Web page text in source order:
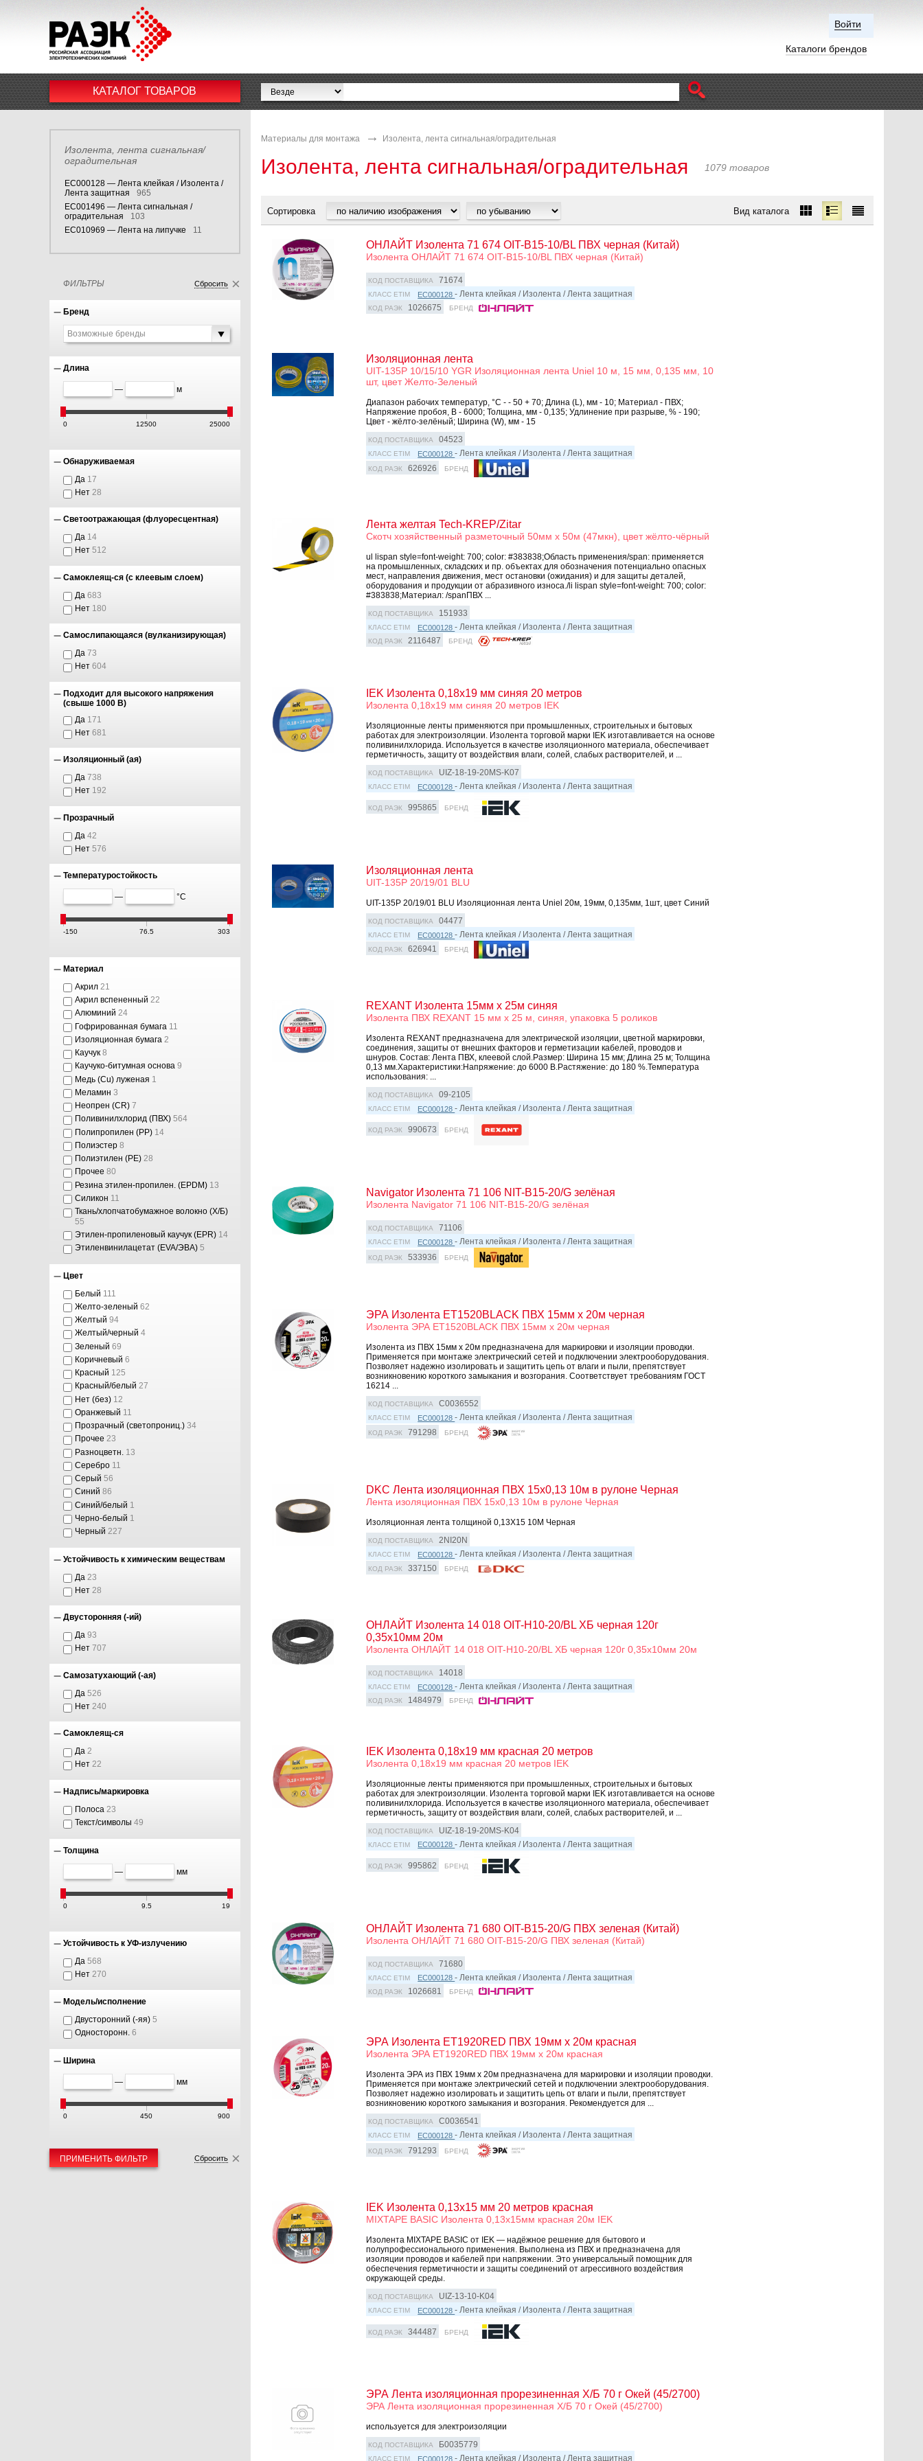
Войти
Каталоги брендов
КАТАЛОГ ТОВАРОВ
Изолента, лента сигнальная/
оградительная
EC000128 — Лента клейкая / Изолента /
Лента защитная
965
EC001496 — Лента сигнальная /
оградительная
103
EC010969 — Лента на липучке
11
ФИЛЬТРЫ Сбросить
Бренд
Возможные бренды
Длина
— м
0 12500 25000
Обнаруживаемая
Да 17
Нет 28
Светоотражающая (флуоресцентная)
Да 14
Нет 512
Самоклеящ-ся (с клеевым слоем)
Да 683
Нет 180
Самослипающаяся (вулканизирующая)
Да 73
Нет 604
Подходит для высокого напряжения
(свыше 1000 В)
Да 171
Нет 681
Изоляционный (ая)
Да 738
Нет 192
Прозрачный
Да 42
Нет 576
Температуростойкость
— °C
-150 76.5 303
Материал
Акрил 21
Акрил вспененный 22
Алюминий 24
Гофрированная бумага 11
Изоляционная бумага 2
Каучук 8
Каучуко-битумная основа 9
Медь (Cu) луженая 1
Меламин 3
Неопрен (CR) 7
Поливинилхлорид (ПВХ) 564
Полипропилен (PP) 14
Полиэстер 8
Полиэтилен (PE) 28
Прочее 80
Резина этилен-пропилен. (EPDM) 13
Силикон 11
Ткань/хлопчатобумажное волокно (Х/Б)
55
Этилен-пропиленовый каучук (EPR) 14
Этиленвинилацетат (EVA/ЭВА) 5
Цвет
Белый 111
Желто-зеленый 62
Желтый 94
Желтый/черный 4
Зеленый 69
Коричневый 6
Красный 125
Красный/белый 27
Нет (без) 12
Оранжевый 11
Прозрачный (светопрониц.) 34
Прочее 23
Разноцветн. 13
Серебро 11
Серый 56
Синий 86
Синий/белый 1
Черно-белый 1
Черный 227
Устойчивость к химическим веществам
Да 23
Нет 28
Двусторонняя (-ий)
Да 93
Нет 707
Самозатухающий (-ая)
Да 526
Нет 240
Самоклеящ-ся
Да 2
Нет 22
Надпись/маркировка
Полоса 23
Текст/символы 49
Толщина
— мм
0 9.5 19
Устойчивость к УФ-излучению
Да 568
Нет 270
Модель/исполнение
Двусторонний (-яя) 5
Односторонн. 6
Ширина
— мм
0 450 900
ПРИМЕНИТЬ ФИЛЬТР Сбросить
Материалы для монтажа Изолента, лента сигнальная/оградительная
Изолента, лента сигнальная/оградительная 1079 товаров
Сортировка Вид каталога
ОНЛАЙТ Изолента 71 674 OIT-B15-10/BL ПВХ черная (Китай)
Изолента ОНЛАЙТ 71 674 OIT-B15-10/BL ПВХ черная (Китай)
КОД ПОСТАВЩИКА 71674
КЛАСС ETIM EC000128- Лента клейкая / Изолента / Лента защитная
КОД РАЭК 1026675 БРЕНД
Изоляционная лента
UIT-135P 10/15/10 YGR Изоляционная лента Uniel 10 м, 15 мм, 0,135 мм, 10
шт, цвет Желто-Зеленый
Диапазон рабочих температур, °С - - 50 + 70; Длина (L), мм - 10; Материал - ПВХ;
Напряжение пробоя, В - 6000; Толщина, мм - 0,135; Удлинение при разрыве, % - 190;
Цвет - жёлто-зелёный; Ширина (W), мм - 15
КОД ПОСТАВЩИКА 04523
КЛАСС ETIM EC000128- Лента клейкая / Изолента / Лента защитная
КОД РАЭК 626926 БРЕНД
Лента желтая Tech-KREP/Zitar
Скотч хозяйственный разметочный 50мм х 50м (47мкн), цвет жёлто-чёрный
ul lispan style=font-weight: 700; color: #383838;Область применения/span: применяется
на промышленных, складских и пр. объектах для обозначения потенциально опасных
мест, направления движения, мест остановки (ожидания) и для защиты деталей,
оборудования и продукции от абразивного износа./li lispan style=font-weight: 700; color:
#383838;Материал: /spanПВХ ...
КОД ПОСТАВЩИКА 151933
КЛАСС ETIM EC000128- Лента клейкая / Изолента / Лента защитная
КОД РАЭК 2116487 БРЕНД
IEK Изолента 0,18х19 мм синяя 20 метров
Изолента 0,18х19 мм синяя 20 метров IEK
Изоляционные ленты применяются при промышленных, строительных и бытовых
работах для электроизоляции. Изолента торговой марки IEK изготавливается на основе
поливинилхлорида. Используется в качестве изоляционного материала, обеспечивает
герметичность, защиту от воздействия влаги, солей, слабых растворителей, и ...
КОД ПОСТАВЩИКА UIZ-18-19-20MS-K07
КЛАСС ETIM EC000128- Лента клейкая / Изолента / Лента защитная
КОД РАЭК 995865 БРЕНД
Изоляционная лента
UIT-135P 20/19/01 BLU
UIT-135P 20/19/01 BLU Изоляционная лента Uniel 20м, 19мм, 0,135мм, 1шт, цвет Синий
КОД ПОСТАВЩИКА 04477
КЛАСС ETIM EC000128- Лента клейкая / Изолента / Лента защитная
КОД РАЭК 626941 БРЕНД
REXANT Изолента 15мм х 25м синяя
Изолента ПВХ REXANT 15 мм x 25 м, синяя, упаковка 5 роликов
Изолента REXANT предназначена для электрической изоляции, цветной маркировки,
соединения, защиты от внешниx факторов и герметизации кабелей, проводов и
шнуров. Состав: Лента ПВХ, клеевой слой.Размер: Ширина 15 мм; Длина 25 м; Толщина
0,13 мм.Характеристики:Напряжение: до 6000 В.Растяжение: до 180 %.Температура
использования: ...
КОД ПОСТАВЩИКА 09-2105
КЛАСС ETIM EC000128- Лента клейкая / Изолента / Лента защитная
КОД РАЭК 990673 БРЕНД
Navigator Изолента 71 106 NIT-B15-20/G зелёная
Изолента Navigator 71 106 NIT-B15-20/G зелёная
КОД ПОСТАВЩИКА 71106
КЛАСС ETIM EC000128- Лента клейкая / Изолента / Лента защитная
КОД РАЭК 533936 БРЕНД
ЭРА Изолента ET1520BLACK ПВХ 15мм х 20м черная
Изолента ЭРА ET1520BLACK ПВХ 15мм х 20м черная
Изолента из ПВХ 15мм х 20м предназначена для маркировки и изоляции проводки.
Применяется при монтаже электрический сетей и подключении электрооборудования.
Позволяет надежно изолировать и защитить цепь от влаги и пыли, препятствует
возникновению короткого замыкания и возгорания. Соответствует требованиям ГОСТ
16214 ...
КОД ПОСТАВЩИКА C0036552
КЛАСС ETIM EC000128- Лента клейкая / Изолента / Лента защитная
КОД РАЭК 791298 БРЕНД
DKC Лента изоляционная ПВХ 15x0,13 10м в рулоне Черная
Лента изоляционная ПВХ 15x0,13 10м в рулоне Черная
Изоляционная лента толщиной 0,13X15 10M Черная
КОД ПОСТАВЩИКА 2NI20N
КЛАСС ETIM EC000128- Лента клейкая / Изолента / Лента защитная
КОД РАЭК 337150 БРЕНД
ОНЛАЙТ Изолента 14 018 OIT-H10-20/BL ХБ черная 120г
0,35х10мм 20м
Изолента ОНЛАЙТ 14 018 OIT-H10-20/BL ХБ черная 120г 0,35х10мм 20м
КОД ПОСТАВЩИКА 14018
КЛАСС ETIM EC000128- Лента клейкая / Изолента / Лента защитная
КОД РАЭК 1484979 БРЕНД
IEK Изолента 0,18х19 мм красная 20 метров
Изолента 0,18х19 мм красная 20 метров IEK
Изоляционные ленты применяются при промышленных, строительных и бытовых
работах для электроизоляции. Изолента торговой марки IEK изготавливается на основе
поливинилхлорида. Используется в качестве изоляционного материала, обеспечивает
герметичность, защиту от воздействия влаги, солей, слабых растворителей, и ...
КОД ПОСТАВЩИКА UIZ-18-19-20MS-K04
КЛАСС ETIM EC000128- Лента клейкая / Изолента / Лента защитная
КОД РАЭК 995862 БРЕНД
ОНЛАЙТ Изолента 71 680 OIT-B15-20/G ПВХ зеленая (Китай)
Изолента ОНЛАЙТ 71 680 OIT-B15-20/G ПВХ зеленая (Китай)
КОД ПОСТАВЩИКА 71680
КЛАСС ETIM EC000128- Лента клейкая / Изолента / Лента защитная
КОД РАЭК 1026681 БРЕНД
ЭРА Изолента ET1920RED ПВХ 19мм х 20м красная
Изолента ЭРА ET1920RED ПВХ 19мм х 20м красная
Изолента ЭРА из ПВХ 19мм х 20м предназначена для маркировки и изоляции проводки.
Применяется при монтаже электрический сетей и подключении электрооборудования.
Позволяет надежно изолировать и защитить цепь от влаги и пыли, препятствует
возникновению короткого замыкания и возгорания. Рекомендуется для ...
КОД ПОСТАВЩИКА C0036541
КЛАСС ETIM EC000128- Лента клейкая / Изолента / Лента защитная
КОД РАЭК 791293 БРЕНД
IEK Изолента 0,13х15 мм 20 метров красная
MIXTAPE BASIC Изолента 0,13х15мм красная 20м IEK
Изолента MIXTAPE BASIC от IEK — надёжное решение для бытового и
полупрофессионального применения. Выполнена из ПВХ и предназначена для
изоляции проводов и кабелей при напряжении. Это универсальный помощник для
обеспечения герметичности и защиты соединений от агрессивного воздействия
окружающей среды.
КОД ПОСТАВЩИКА UIZ-13-10-K04
КЛАСС ETIM EC000128- Лента клейкая / Изолента / Лента защитная
КОД РАЭК 344487 БРЕНД
ЭРА Лента изоляционная прорезиненная Х/Б 70 г Окей (45/2700)
ЭРА Лента изоляционная прорезиненная Х/Б 70 г Окей (45/2700)
используется для электроизоляции
КОД ПОСТАВЩИКА Б0035779
КЛАСС ETIM EC000128- Лента клейкая / Изолента / Лента защитная